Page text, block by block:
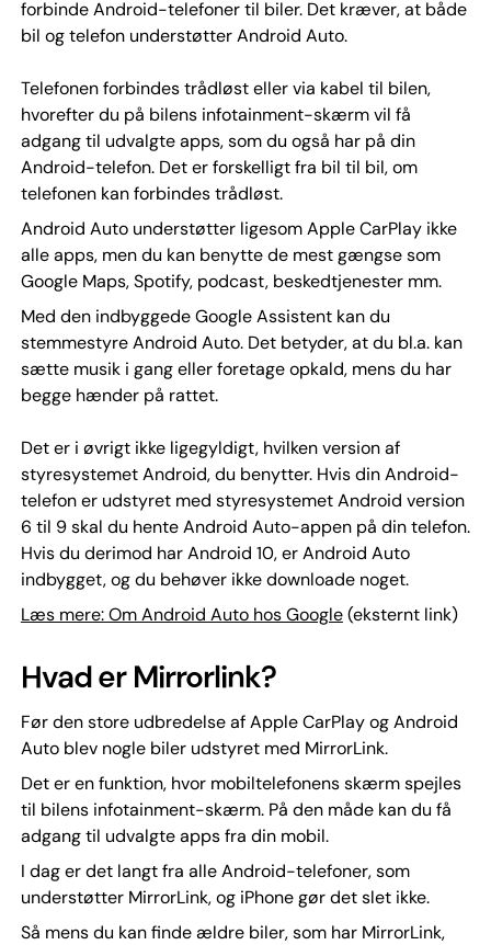
forbinde Android-telefoner til biler. Det kræver, at både
bil og telefon understøtter Android Auto.
Telefonen forbindes trådløst eller via kabel til bilen,
hvorefter du på bilens infotainment-skærm vil få
adgang til udvalgte apps, som du også har på din
Android-telefon. Det er forskelligt fra bil til bil, om
telefonen kan forbindes trådløst.
Android Auto understøtter ligesom Apple CarPlay ikke
alle apps, men du kan benytte de mest gængse som
Google Maps, Spotify, podcast, beskedtjenester mm.
Med den indbyggede Google Assistent kan du
stemmestyre Android Auto. Det betyder, at du bl.a. kan
sætte musik i gang eller foretage opkald, mens du har
begge hænder på rattet.
Det er i øvrigt ikke ligegyldigt, hvilken version af
styresystemet Android, du benytter. Hvis din Android-
telefon er udstyret med styresystemet Android version
6 til 9 skal du hente Android Auto-appen på din telefon.
Hvis du derimod har Android 10, er Android Auto
indbygget, og du behøver ikke downloade noget.
Læs mere: Om Android Auto hos Google(eksternt link)
Hvad er Mirrorlink?
Før den store udbredelse af Apple CarPlay og Android
Auto blev nogle biler udstyret med MirrorLink.
Det er en funktion, hvor mobiltelefonens skærm spejles
til bilens infotainment-skærm. På den måde kan du få
adgang til udvalgte apps fra din mobil.
I dag er det langt fra alle Android-telefoner, som
understøtter MirrorLink, og iPhone gør det slet ikke.
Så mens du kan finde ældre biler, som har MirrorLink,